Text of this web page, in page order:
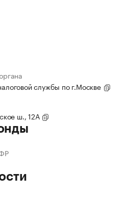
службы по г.Москве
ш., 12А